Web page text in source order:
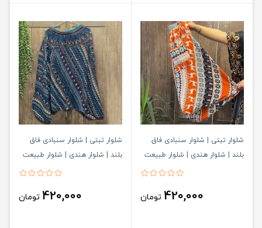
شلوار تبتی | شلوار سنبادی فاق
بلند | شلوار هندی | شلوار طبیعت
420,000 تومان
شلوار تبتی | شلوار سنبادی فاق
بلند | شلوار هندی | شلوار طبیعت
420,000 تومان